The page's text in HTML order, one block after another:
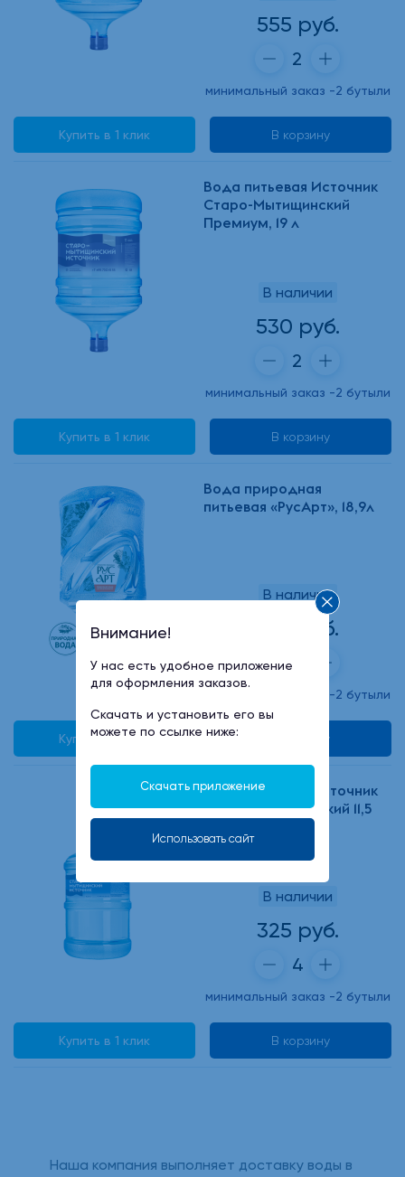
555 руб.
минимальный заказ -2 бутыли
Купить в 1 клик В корзину
Вода питьевая Источник
Старо-Мытищинский
Премиум, 19 л
В наличии
530 руб.
минимальный заказ -2 бутыли
Купить в 1 клик В корзину
Вода природная
питьевая «РусАрт», 18,9л
В наличии
655 руб.
минимальный заказ -2 бутыли
Купить в 1 клик В корзину
Вода питьевая Источник
Старо-Мытищинский 11,5
В наличии
325 руб.
минимальный заказ -2 бутыли
Купить в 1 клик В корзину
Наша компания выполняет доставку воды в
Внимание!
У нас есть удобное приложение
для оформления заказов.
Скачать и установить его вы
можете по ссылке ниже:
Скачать приложение
Использовать сайт